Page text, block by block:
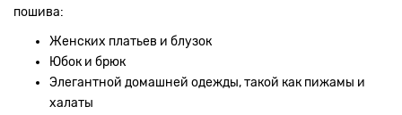
пошива:
Женских платьев и блузок
Юбок и брюк
Элегантной домашней одежды, такой как пижамы и
халаты